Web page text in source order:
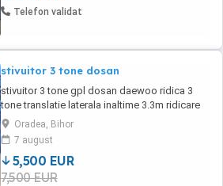
disponibil in Baia Mare, folosit ocazional.
Telefon validat
stivuitor 3 tone dosan
stivuitor 3 tone gpl dosan daewoo ridica 3
tone translatie laterala inaltime 3.3m ridicare
libera carte tehnica autorizat iscir stare foarte
buna de functionare
Oradea, Bihor
7 august
5,500 EUR
7,500 EUR